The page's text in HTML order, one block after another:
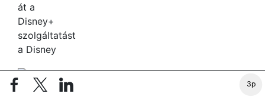
3p
vállalata